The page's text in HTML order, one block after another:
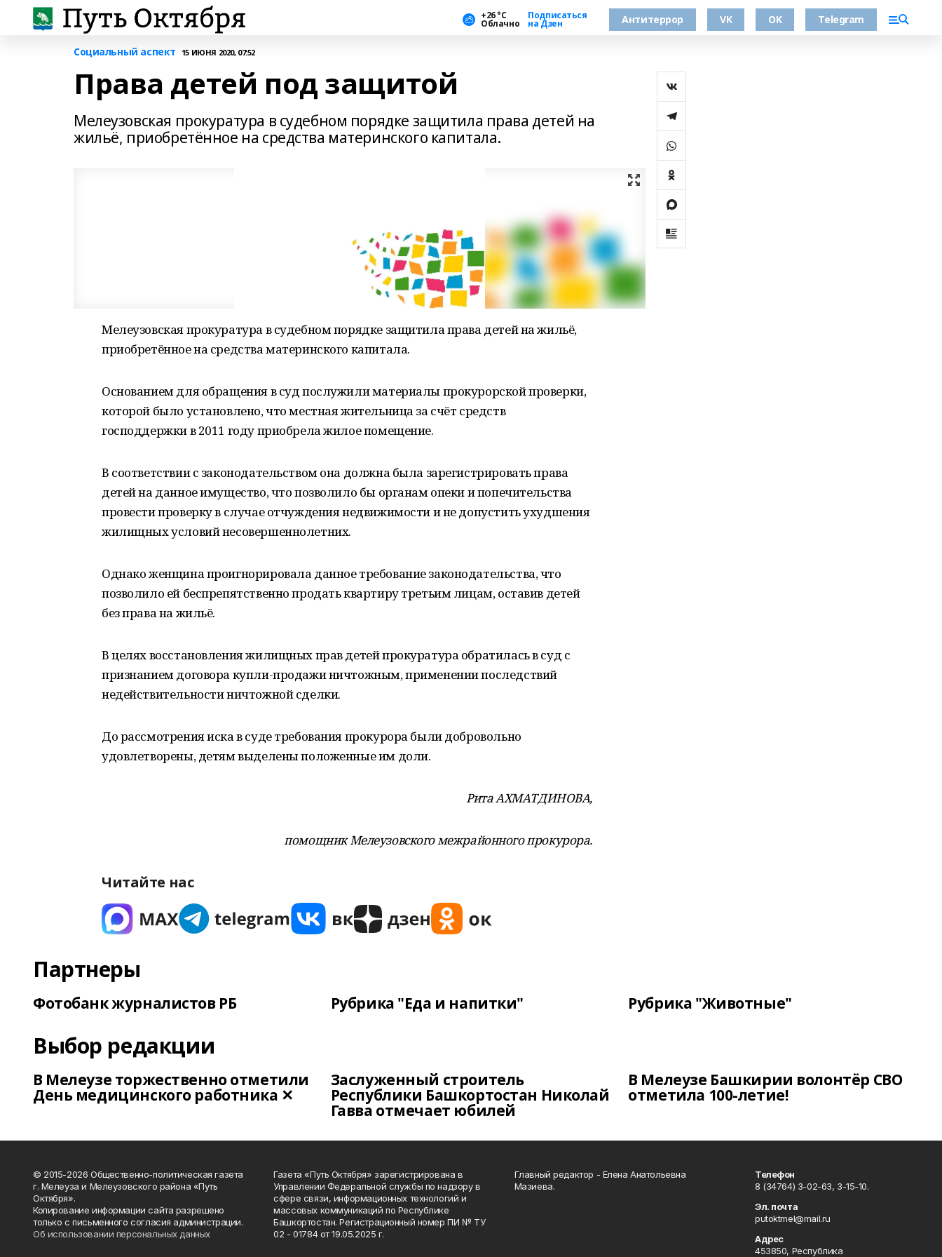
+26 °С
Облачно
Подписаться
на Дзен Антитеррор VK OK Telegram
Социальный аспект 15 ИЮНЯ 2020, 07:52
Права детей под защитой
Мелеузовская прокуратура в судебном порядке защитила права детей на
жильё, приобретённое на средства материнского капитала.
Мелеузовская прокуратура в судебном порядке защитила права детей на жильё,
приобретённое на средства материнского капитала.
Основанием для обращения в суд послужили материалы прокурорской проверки,
которой было установлено, что местная жительница за счёт средств
господдержки в 2011 году приобрела жилое помещение.
В соответствии с законодательством она должна была зарегистрировать права
детей на данное имущество, что позволило бы органам опеки и попечительства
провести проверку в случае отчуждения недвижимости и не допустить ухудшения
жилищных условий несовершеннолетних.
Однако женщина проигнорировала данное требование законодательства, что
позволило ей беспрепятственно продать квартиру третьим лицам, оставив детей
без права на жильё.
В целях восстановления жилищных прав детей прокуратура обратилась в суд с
признанием договора купли-продажи ничтожным, применении последствий
недействительности ничтожной сделки.
До рассмотрения иска в суде требования прокурора были добровольно
удовлетворены, детям выделены положенные им доли.
Рита АХМАТДИНОВА,
помощник Мелеузовского межрайонного прокурора.
Читайте нас
Партнеры
Фотобанк журналистов РБ Рубрика "Еда и напитки" Рубрика "Животные"
Выбор редакции
В Мелеузе торжественно отметили
День медицинского работника ✕
Заслуженный строитель
Республики Башкортостан Николай
Гавва отмечает юбилей
В Мелеузе Башкирии волонтёр СВО
отметила 100-летие!
© 2015-2026 Общественно-политическая газета
г. Мелеуза и Мелеузовского района «Путь
Октября».
Копирование информации сайта разрешено
только с письменного согласия администрации.
Об использовании персональных данных
Газета «Путь Октября» зарегистрирована в
Управлении Федеральной службы по надзору в
сфере связи, информационных технологий и
массовых коммуникаций по Республике
Башкортостан. Регистрационный номер ПИ № ТУ
02 - 01784 от 19.05.2025 г.
Главный редактор - Елена Анатольевна
Мазиева.
Телефон
8 (34764) 3-02-63, 3-15-10.
Эл. почта
putoktmel@mail.ru
Адрес
453850, Республика